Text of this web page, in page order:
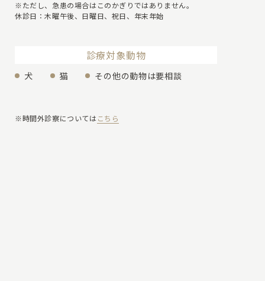
※ただし、急患の場合はこのかぎりではありません。
休診日：木曜午後、日曜日、祝日、年末年始
診療対象動物
犬 猫 その他の動物は要相談
※時間外診察については こちら